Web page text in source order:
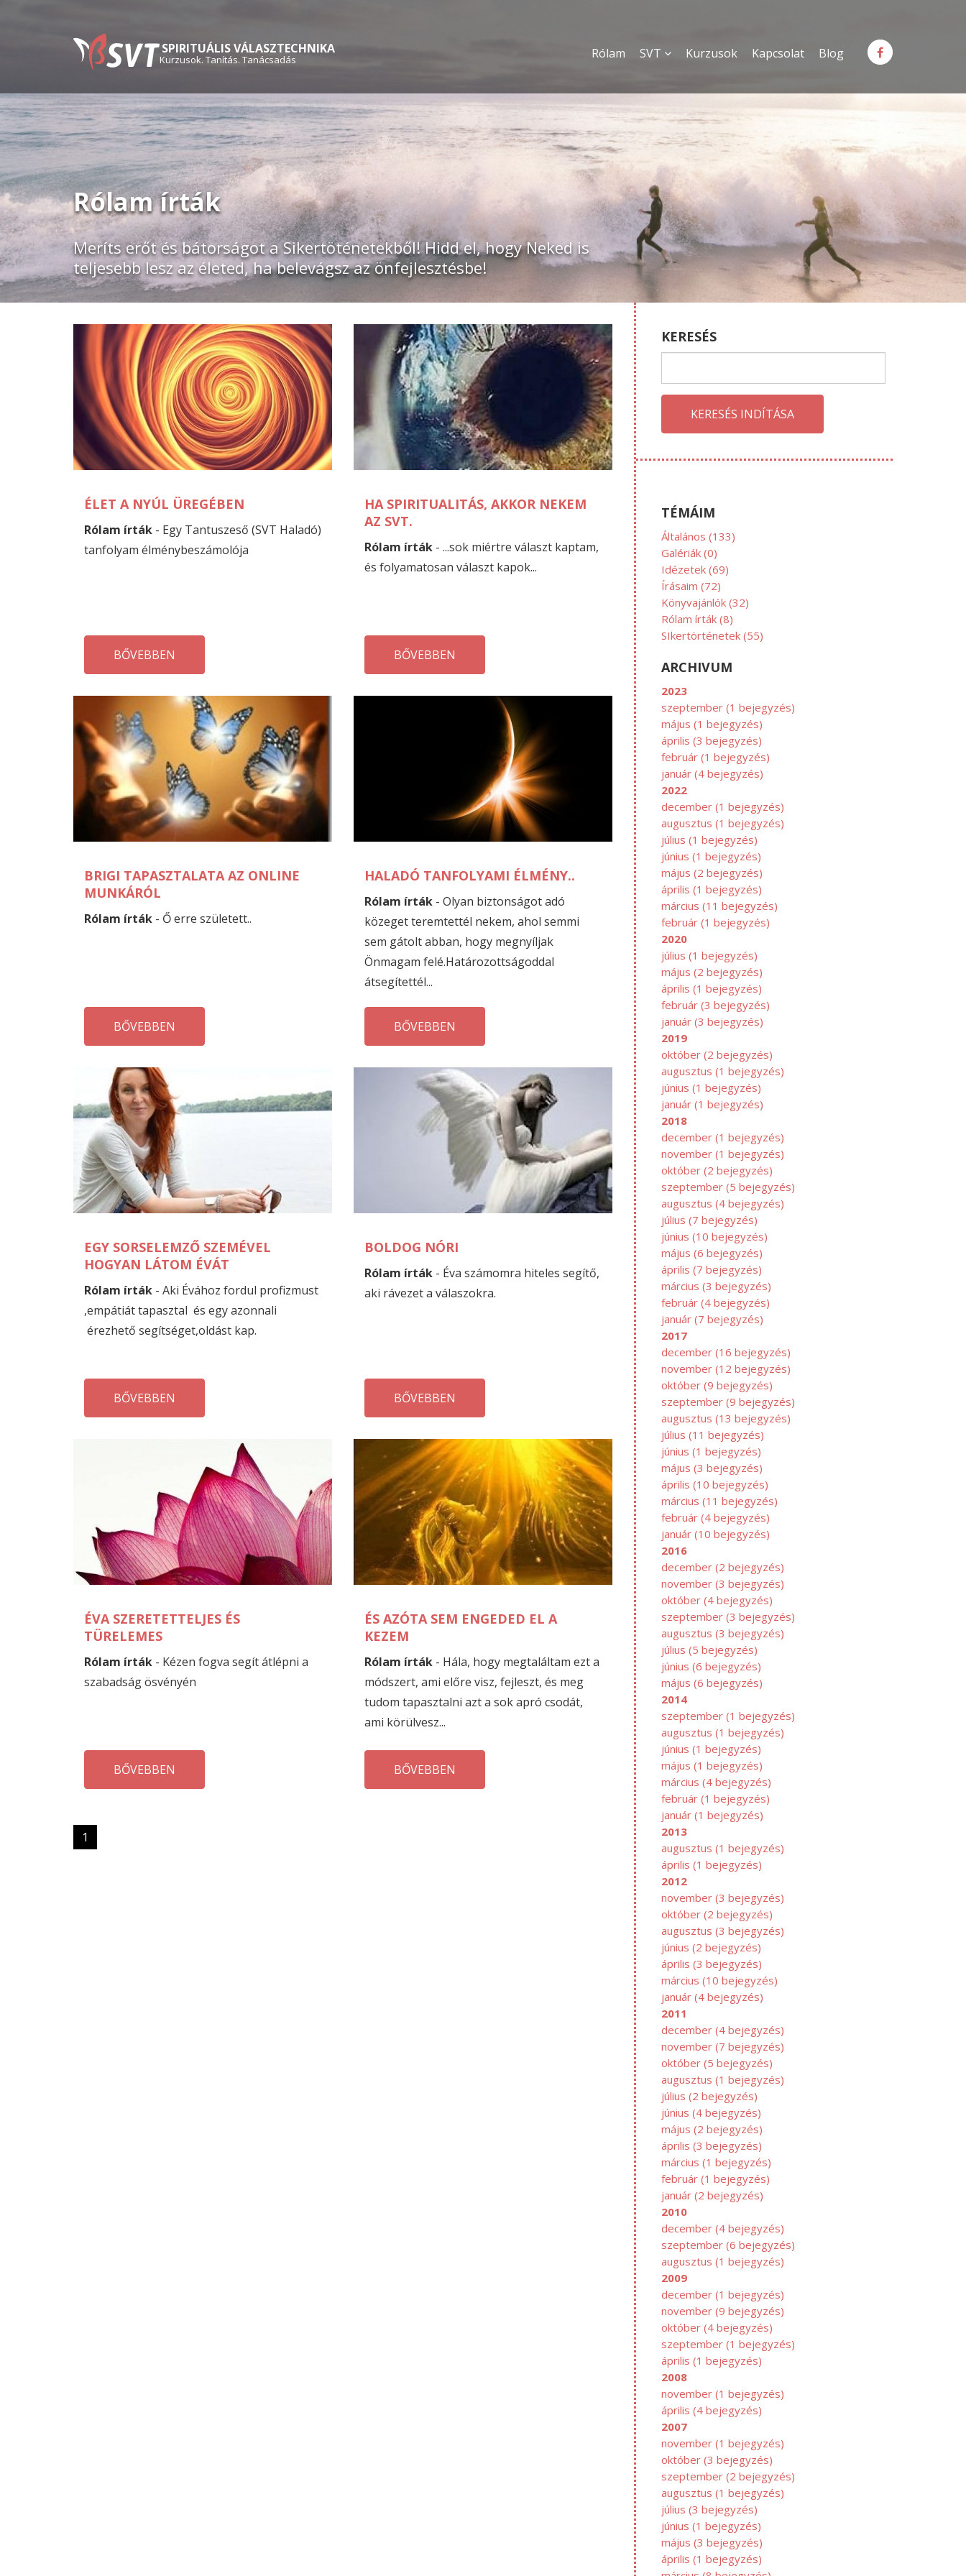
SPIRITUÁLIS VÁLASZTECHNIKA
Kurzusok. Tanítás. Tanácsadás Rólam SVT Kurzusok Kapcsolat Blog
Rólam írták
Meríts erőt és bátorságot a Sikertöténetekből! Hidd el, hogy Neked is
teljesebb lesz az életed, ha belevágsz az önfejlesztésbe!
OKTÓBER
ÉLET A NYÚL ÜREGÉBEN
Rólam írták - Egy Tantuszeső (SVT Haladó)
tanfolyam élménybeszámolója
BŐVEBBEN
JANUÁR
27
HA SPIRITUALITÁS, AKKOR NEKEM
AZ SVT.
Rólam írták - ...sok miértre választ kaptam,
és folyamatosan választ kapok...
BŐVEBBEN
BRIGI TAPASZTALATA AZ ONLINE
MUNKÁRÓL
Rólam írták - Ő erre született..
BŐVEBBEN
AUGUSZTUS
11
HALADÓ TANFOLYAMI ÉLMÉNY..
Rólam írták - Olyan biztonságot adó
közeget teremtettél nekem, ahol semmi
sem gátolt abban, hogy megnyíljak
Önmagam felé.Határozottságoddal
átsegítettél...
BŐVEBBEN
EGY SORSELEMZŐ SZEMÉVEL
HOGYAN LÁTOM ÉVÁT
Rólam írták - Aki Évához fordul profizmust
,empátiát tapasztal és egy azonnali
érezhető segítséget,oldást kap.
BŐVEBBEN
AUGUSZTUS
08
BOLDOG NÓRI
Rólam írták - Éva számomra hiteles segítő,
aki rávezet a válaszokra.
BŐVEBBEN
AUGUSZTUS
ÉVA SZERETETTELJES ÉS
TÜRELEMES
Rólam írták - Kézen fogva segít átlépni a
szabadság ösvényén
BŐVEBBEN
JÚLIUS
28
ÉS AZÓTA SEM ENGEDED EL A
KEZEM
Rólam írták - Hála, hogy megtaláltam ezt a
módszert, ami előre visz, fejleszt, és meg
tudom tapasztalni azt a sok apró csodát,
ami körülvesz...
BŐVEBBEN
1
KERESÉS
KERESÉS INDÍTÁSA
TÉMÁIM
Általános (133)
Galériák (0)
Idézetek (69)
Írásaim (72)
Könyvajánlók (32)
Rólam írták (8)
SIkertörténetek (55)
ARCHIVUM
2023
szeptember (1 bejegyzés)
május (1 bejegyzés)
április (3 bejegyzés)
február (1 bejegyzés)
január (4 bejegyzés)
2022
december (1 bejegyzés)
augusztus (1 bejegyzés)
július (1 bejegyzés)
június (1 bejegyzés)
május (2 bejegyzés)
április (1 bejegyzés)
március (11 bejegyzés)
február (1 bejegyzés)
2020
július (1 bejegyzés)
május (2 bejegyzés)
április (1 bejegyzés)
február (3 bejegyzés)
január (3 bejegyzés)
2019
október (2 bejegyzés)
augusztus (1 bejegyzés)
június (1 bejegyzés)
január (1 bejegyzés)
2018
december (1 bejegyzés)
november (1 bejegyzés)
október (2 bejegyzés)
szeptember (5 bejegyzés)
augusztus (4 bejegyzés)
július (7 bejegyzés)
június (10 bejegyzés)
május (6 bejegyzés)
április (7 bejegyzés)
március (3 bejegyzés)
február (4 bejegyzés)
január (7 bejegyzés)
2017
december (16 bejegyzés)
november (12 bejegyzés)
október (9 bejegyzés)
szeptember (9 bejegyzés)
augusztus (13 bejegyzés)
július (11 bejegyzés)
június (1 bejegyzés)
május (3 bejegyzés)
április (10 bejegyzés)
március (11 bejegyzés)
február (4 bejegyzés)
január (10 bejegyzés)
2016
december (2 bejegyzés)
november (3 bejegyzés)
október (4 bejegyzés)
szeptember (3 bejegyzés)
augusztus (3 bejegyzés)
július (5 bejegyzés)
június (6 bejegyzés)
május (6 bejegyzés)
2014
szeptember (1 bejegyzés)
augusztus (1 bejegyzés)
június (1 bejegyzés)
május (1 bejegyzés)
március (4 bejegyzés)
február (1 bejegyzés)
január (1 bejegyzés)
2013
augusztus (1 bejegyzés)
április (1 bejegyzés)
2012
november (3 bejegyzés)
október (2 bejegyzés)
augusztus (3 bejegyzés)
június (2 bejegyzés)
április (3 bejegyzés)
március (10 bejegyzés)
január (4 bejegyzés)
2011
december (4 bejegyzés)
november (7 bejegyzés)
október (5 bejegyzés)
augusztus (1 bejegyzés)
július (2 bejegyzés)
június (4 bejegyzés)
május (2 bejegyzés)
április (3 bejegyzés)
március (1 bejegyzés)
február (1 bejegyzés)
január (2 bejegyzés)
2010
december (4 bejegyzés)
szeptember (6 bejegyzés)
augusztus (1 bejegyzés)
2009
december (1 bejegyzés)
november (9 bejegyzés)
október (4 bejegyzés)
szeptember (1 bejegyzés)
április (1 bejegyzés)
2008
november (1 bejegyzés)
április (4 bejegyzés)
2007
november (1 bejegyzés)
október (3 bejegyzés)
szeptember (2 bejegyzés)
augusztus (1 bejegyzés)
július (3 bejegyzés)
június (1 bejegyzés)
május (3 bejegyzés)
április (1 bejegyzés)